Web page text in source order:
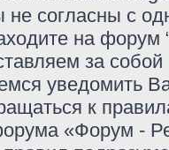
согласны с
на форум
за
уведомить
к
«Форум -